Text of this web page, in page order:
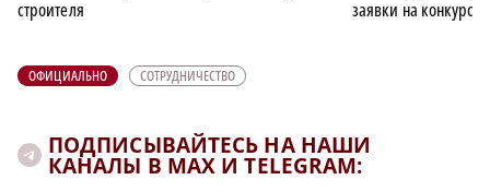
строителя
заявки на конкурс
ОФИЦИАЛЬНО СОТРУДНИЧЕСТВО
ПОДПИСЫВАЙТЕСЬ НА НАШИ
КАНАЛЫ В MAX И TELEGRAM: